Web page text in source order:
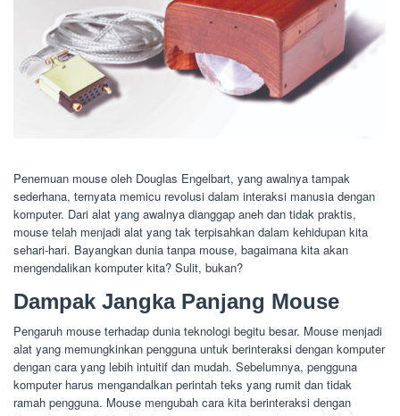
Penemuan mouse oleh Douglas Engelbart, yang awalnya tampak
sederhana, ternyata memicu revolusi dalam interaksi manusia dengan
komputer. Dari alat yang awalnya dianggap aneh dan tidak praktis,
mouse telah menjadi alat yang tak terpisahkan dalam kehidupan kita
sehari-hari. Bayangkan dunia tanpa mouse, bagaimana kita akan
mengendalikan komputer kita? Sulit, bukan?
Dampak Jangka Panjang Mouse
Pengaruh mouse terhadap dunia teknologi begitu besar. Mouse menjadi
alat yang memungkinkan pengguna untuk berinteraksi dengan komputer
dengan cara yang lebih intuitif dan mudah. Sebelumnya, pengguna
komputer harus mengandalkan perintah teks yang rumit dan tidak
ramah pengguna. Mouse mengubah cara kita berinteraksi dengan